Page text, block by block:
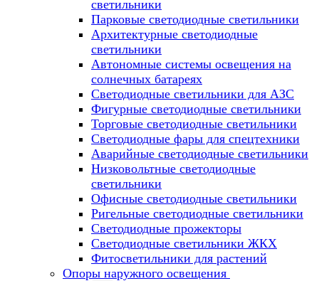
светильники
Парковые светодиодные светильники
Архитектурные светодиодные
светильники
Автономные системы освещения на
солнечных батареях
Светодиодные светильники для АЗС
Фигурные светодиодные светильники
Торговые светодиодные светильники
Cветодиодные фары для спецтехники
Аварийные светодиодные светильники
Низковольтные светодиодные
светильники
Офисные светодиодные светильники
Ригельные светодиодные светильники
Светодиодные прожекторы
Светодиодные светильники ЖКХ
Фитосветильники для растений
Опоры наружного освещения